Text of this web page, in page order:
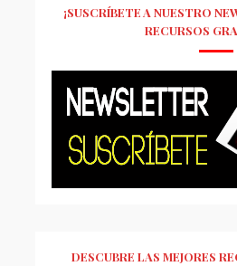
¡SUSCRÍBETE A NUESTRO
RECURSOS
DESCUBRE LAS MEJORES